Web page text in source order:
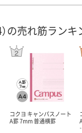
）の売れ筋ランキ
コクヨ キャンパスノート
A罫 7mm 普通横罫